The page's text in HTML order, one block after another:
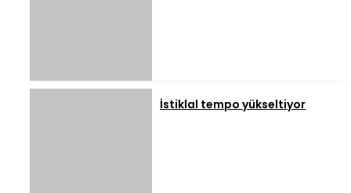
İstiklal tempo yükseltiyor